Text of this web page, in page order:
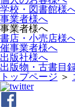
学校・図書館様
事業者様へ
事業者様へ
書店・小売店様
催事業者様へ
出版社様へ
出版物・古書目
トップページ ＞